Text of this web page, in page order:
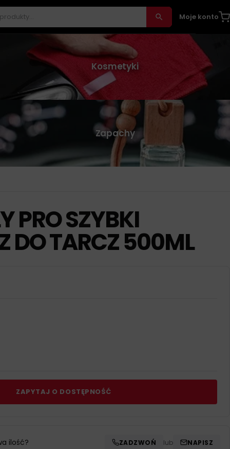
Moje konto
Kosmetyki
Zapachy
PRO SZYBKI
DO TARCZ 500ML
ZAPYTAJ O DOSTĘPNOŚĆ
ilość? ZADZWOŃ lub NAPISZ